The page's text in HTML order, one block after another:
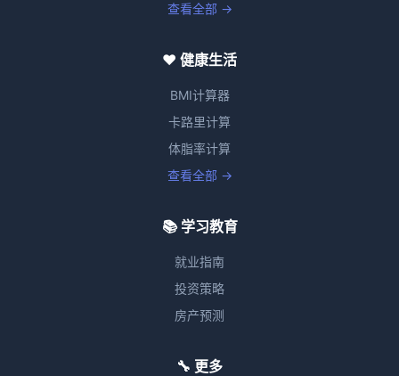
查看全部 →
❤️ 健康生活
BMI计算器
卡路里计算
体脂率计算
查看全部 →
📚 学习教育
就业指南
投资策略
房产预测
🔧 更多